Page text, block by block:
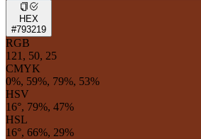
HEX
#793219
RGB
121, 50, 25
CMYK
0%, 59%, 79%, 53%
HSV
16°, 79%, 47%
HSL
16°, 66%, 29%